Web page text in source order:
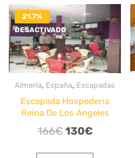
21.7%
DESACTIVADO
Almería, España, Escapadas
Escapada Hospederia
Reina De Los Angeles
166€ El
130€El